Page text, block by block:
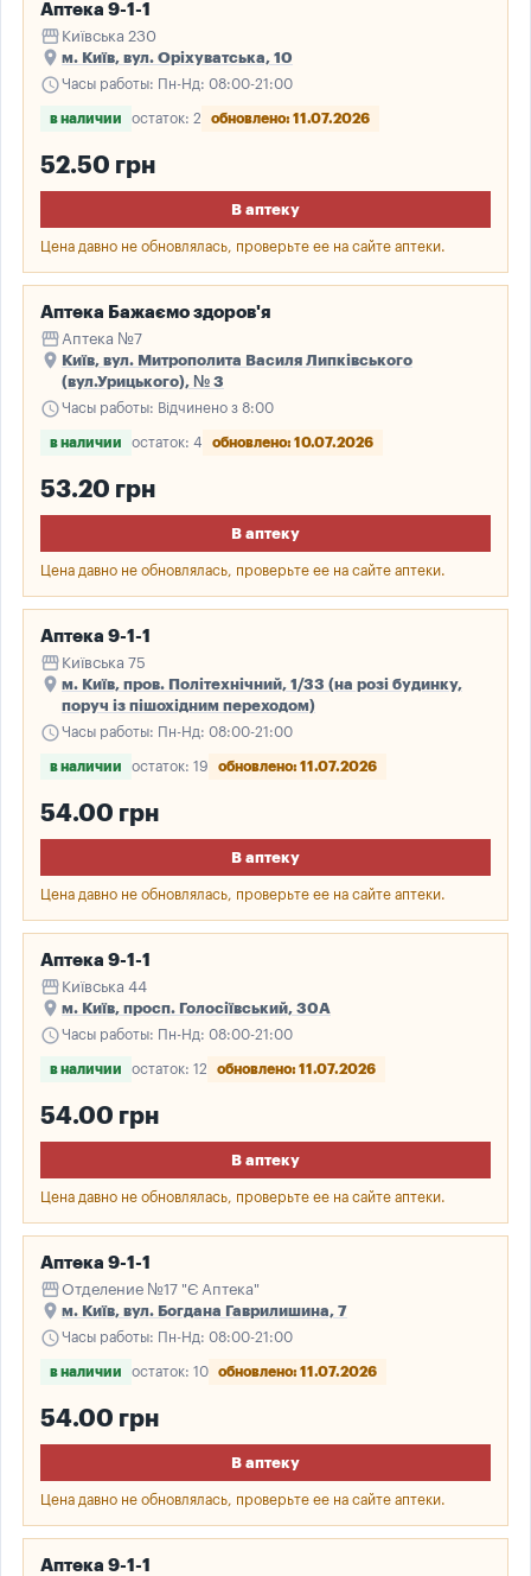
Аптека 9-1-1
storefront Київська 230
place м. Київ, вул. Оріхуватська, 10
scheduleЧасы работы: Пн-Нд: 08:00-21:00
в наличии остаток: 2 обновлено: 11.07.2026
52.50 грн
В аптеку
Цена давно не обновлялась, проверьте ее на сайте аптеки.
Аптека Бажаємо здоров'я
storefront Аптека №7
place Київ, вул. Митрополита Василя Липківського
(вул.Урицького), № 3
scheduleЧасы работы: Відчинено з 8:00
в наличии остаток: 4 обновлено: 10.07.2026
53.20 грн
В аптеку
Цена давно не обновлялась, проверьте ее на сайте аптеки.
Аптека 9-1-1
storefront Київська 75
place м. Київ, пров. Політехнічний, 1/33 (на розі будинку,
поруч із пішохідним переходом)
scheduleЧасы работы: Пн-Нд: 08:00-21:00
в наличии остаток: 19 обновлено: 11.07.2026
54.00 грн
В аптеку
Цена давно не обновлялась, проверьте ее на сайте аптеки.
Аптека 9-1-1
storefront Київська 44
place м. Київ, просп. Голосіївський, 30А
scheduleЧасы работы: Пн-Нд: 08:00-21:00
в наличии остаток: 12 обновлено: 11.07.2026
54.00 грн
В аптеку
Цена давно не обновлялась, проверьте ее на сайте аптеки.
Аптека 9-1-1
storefrontОтделение №17 "Є Аптека"
place м. Київ, вул. Богдана Гаврилишина, 7
scheduleЧасы работы: Пн-Нд: 08:00-21:00
в наличии остаток: 10 обновлено: 11.07.2026
54.00 грн
В аптеку
Цена давно не обновлялась, проверьте ее на сайте аптеки.
Аптека 9-1-1